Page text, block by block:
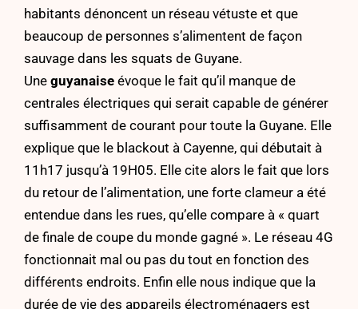
habitants dénoncent un réseau vétuste et que
beaucoup de personnes s’alimentent de façon
sauvage dans les squats de Guyane.
Une guyanaise évoque le fait qu’il manque de
centrales électriques qui serait capable de générer
suffisamment de courant pour toute la Guyane. Elle
explique que le blackout à Cayenne, qui débutait à
11h17 jusqu’à 19H05. Elle cite alors le fait que lors
du retour de l’alimentation, une forte clameur a été
entendue dans les rues, qu’elle compare à « quart
de finale de coupe du monde gagné ». Le réseau 4G
fonctionnait mal ou pas du tout en fonction des
différents endroits. Enfin elle nous indique que la
durée de vie des appareils électroménagers est